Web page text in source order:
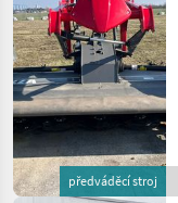
předváděcí stroj